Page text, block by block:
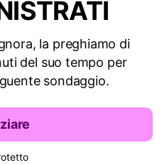
la preghiamo di
del suo tempo per
sondaggio.